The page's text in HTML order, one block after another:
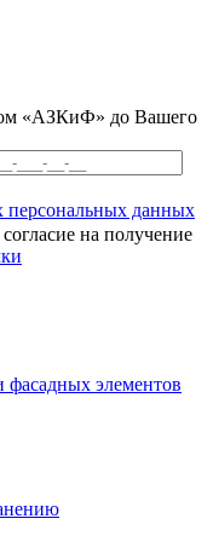
«АЗКиФ» до Вашего
персональных данных
на получение
элементов